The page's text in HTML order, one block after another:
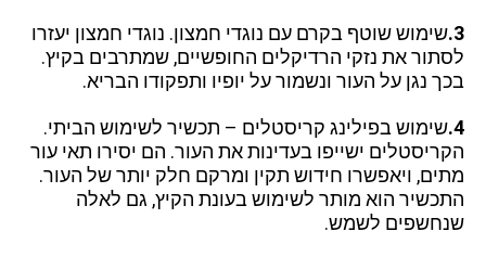
3. שימוש שוטף בקרם עם נוגדי חמצון. נוגדי חמצון יעזרו
לסתור את נזקי הרדיקלים החופשיים, שמתרבים בקיץ.
בכך נגן על העור ונשמור על יופיו ותפקודו הבריא.
4. שימוש בפילינג קריסטלים – תכשיר לשימוש הביתי.
הקריסטלים ישייפו בעדינות את העור. הם יסירו תאי עור
מתים, ויאפשרו חידוש תקין ומרקם חלק יותר של העור.
התכשיר הוא מותר לשימוש בעונת הקיץ, גם לאלה
שנחשפים לשמש.